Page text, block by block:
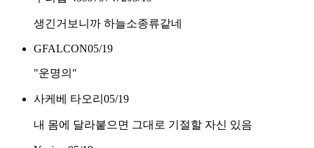
생긴거보니까 하늘소종류같네
GFALCON05/19
"운명의"
사케베 타오리 05/19
내 몸에 달라붙으면 그대로 기절할 자신 있음